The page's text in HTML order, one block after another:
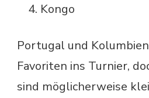
Kongo
Portugal und
Favoriten ins Turnier,
sind möglicherweise